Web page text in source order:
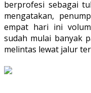
berprofesi sebagai
mengatakan,
empat hari ini
sudah mulai banyak
melintas lewat jalur